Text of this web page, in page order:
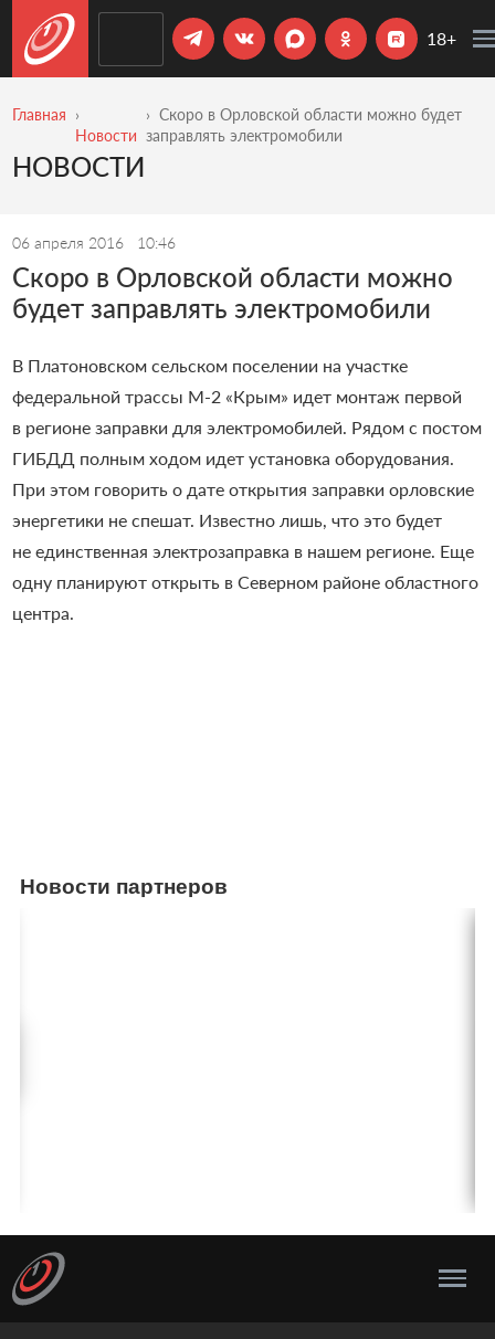
18+
Главная
Новости
Скоро в Орловской области можно будет
заправлять электромобили
НОВОСТИ
06 апреля 2016 10:46
Скоро в Орловской области можно
будет заправлять электромобили
В Платоновском сельском поселении на участке
федеральной трассы М-2 «Крым» идет монтаж первой
в регионе заправки для электромобилей. Рядом с постом
ГИБДД полным ходом идет установка оборудования.
При этом говорить о дате открытия заправки орловские
энергетики не спешат. Известно лишь, что это будет
не единственная электрозаправка в нашем регионе. Еще
одну планируют открыть в Северном районе областного
центра.
Новости партнеров